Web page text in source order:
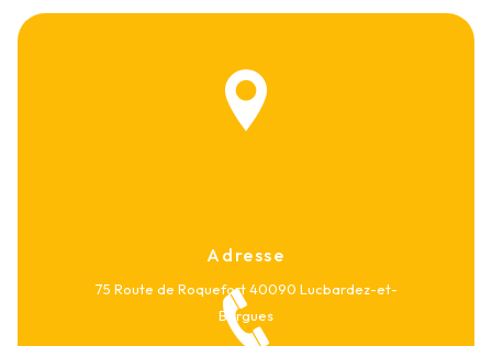
Adresse
75 Route de Roquefort 40090 Lucbardez-et-
Bargues